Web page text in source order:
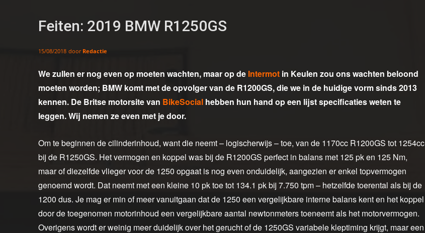
Feiten: 2019 BMW R1250GS
15/08/2018 door Redactie
We zullen er nog even op moeten wachten, maar op de Intermot in Keulen zou ons wachten beloond
moeten worden; BMW komt met de opvolger van de R1200GS, die we in de huidige vorm sinds 2013
kennen. De Britse motorsite van BikeSocial hebben hun hand op een lijst specificaties weten te
leggen. Wij nemen ze even met je door.
Om te beginnen de cilinderinhoud, want die neemt – logischerwijs – toe, van de 1170cc R1200GS tot 1254cc
bij de R1250GS. Het vermogen en koppel was bij de R1200GS perfect in balans met 125 pk en 125 Nm,
maar of diezelfde vlieger voor de 1250 opgaat is nog even onduidelijk, aangezien er enkel topvermogen
genoemd wordt. Dat neemt met een kleine 10 pk toe tot 134.1 pk bij 7.750 tpm – hetzelfde toerental als bij de
1200 dus. Je mag er min of meer vanuitgaan dat de 1250 een vergelijkbare interne balans kent en het koppel
door de toegenomen motorinhoud een vergelijkbare aantal newtonmeters toeneemt als het motorvermogen.
Overigens wordt er weinig meer duidelijk over het gerucht of de 1250GS variabele kleptiming krijgt, maar een